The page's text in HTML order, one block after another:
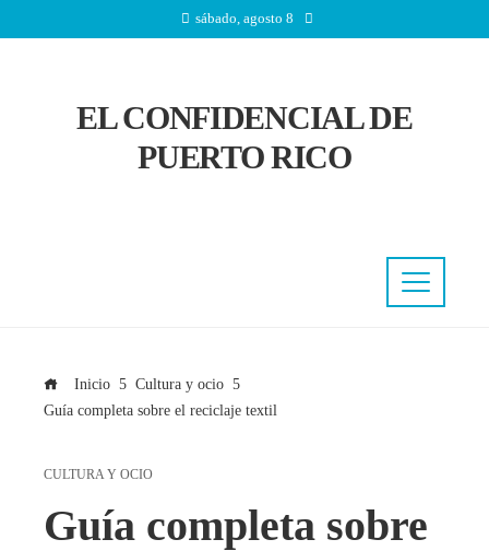
sábado, agosto 8
EL CONFIDENCIAL DE
PUERTO RICO
Inicio
Cultura y ocio
Guía completa sobre el reciclaje textil
CULTURA Y OCIO
Guía completa sobre